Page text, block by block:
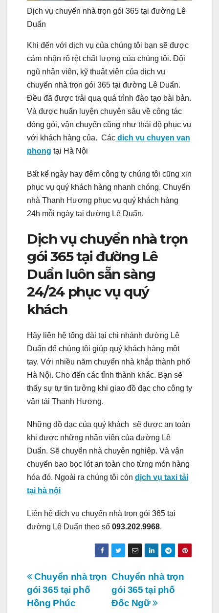
Dịch vụ chuyển nhà trọn gói 365 tại đường Lê
Duẩn
Khi đến với dịch vụ của chúng tôi bạn sẽ được
cảm nhận rõ rệt chất lượng của chúng tôi. Đội
ngũ nhân viên, kỹ thuật viên của dịch vụ
chuyển nhà trọn gói 365 tại đường Lê Duẩn.
Đều đã được trải qua quá trình đào tạo bài bản.
Và được huấn luyện chuyên sâu về công tác
đóng gói, vận chuyển cũng như thái độ phục vụ
với khách hàng của. Các dich vu chuyen van
phong tại Hà Nội
Bất kể ngày hay đêm công ty chúng tôi cũng xin
phục vụ quý khách hàng nhanh chóng. Chuyển
nhà Thanh Hương phục vụ quý khách hàng
24h mỗi ngày tại đường Lê Duẩn.
Dịch vụ chuyển nhà trọn
gói 365 tại đường Lê
Duẩn luôn sẵn sàng
24/24 phục vụ quý
khách
Hãy liên hệ tổng đài tại chi nhánh đường Lê
Duẩn để chúng tôi giúp quý khách hàng một
tay. Với nhiều năm chuyển nhà khắp thành phố
Hà Nội. Cho đến các tỉnh thành khác. Bạn sẽ
thấy sự tự tin tưởng khi giao đồ đạc cho công ty
vận tải Thanh Hương.
Những đồ đạc của quý khách sẽ được an toàn
khi được những nhân viên của đường Lê
Duẩn. Sẽ chuyển nhà chuyên nghiệp. Và vận
chuyển bao bọc lót an toàn cho từng món hàng
hóa đó. Ngoài ra chúng tôi còn dịch vụ taxi tải
tại hà nội
Liên hệ dịch vụ chuyển nhà trọn gói 365 tại
đường Lê Duẩn theo số 093.202.9968.
Điều
hướng
Chuyển nhà trọn
gói 365 tại phố
Đốc Ngữ
Chuyển nhà trọn
gói 365 tại phố
Hồng Phúc